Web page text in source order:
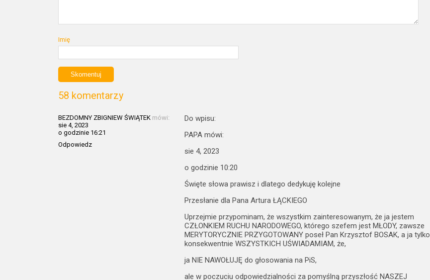
Imię
58 komentarzy
BEZDOMNY ZBIGNIEW ŚWIĄTEK mówi:
sie 4, 2023
o godzinie 16:21
Odpowiedz
Do wpisu:
PAPA mówi:
sie 4, 2023
o godzinie 10:20
Święte słowa prawisz i dlatego dedykuję kolejne
Przesłanie dla Pana Artura ŁĄCKIEGO
Uprzejmie przypominam, że wszystkim zainteresowanym, że ja jestem
CZŁONKIEM RUCHU NARODOWEGO, którego szefem jest MŁODY, zawsze
MERYTORYCZNIE PRZYGOTOWANY poseł Pan Krzysztof BOSAK, a ja tylko
konsekwentnie WSZYSTKICH UŚWIADAMIAM, że,
ja NIE NAWOŁUJĘ do głosowania na PiS,
ale w poczuciu odpowiedzialności za pomyślną przyszłość NASZEJ